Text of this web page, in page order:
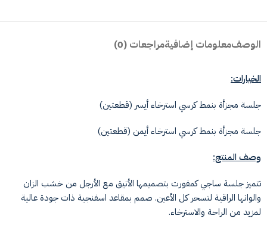
الوصفمعلومات إضافيةمراجعات (0)
الخيارات:
جلسة مجزأة بنمط كرسي استرخاء أيسر (قطعتين)
جلسة مجزأة بنمط كرسي استرخاء أيمن (قطعتين)
وصف المنتج:
تتميز جلسة ساجي كمفورت بتصميمها الأنيق مع الأرجل من خشب الزان
والوانها الراقية لتسحر كل الأعين. صمم بمقاعد اسفنجية ذات جودة عالية
لمزيد من الراحة والاسترخاء.